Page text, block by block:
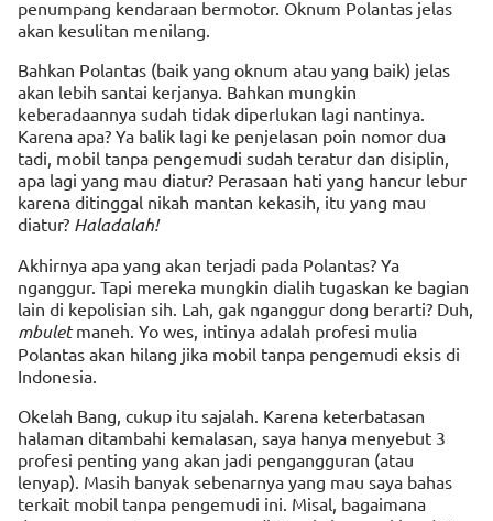
penumpang kendaraan bermotor. Oknum Polantas jelas
akan kesulitan menilang.
Bahkan Polantas (baik yang oknum atau yang baik) jelas
akan lebih santai kerjanya. Bahkan mungkin
keberadaannya sudah tidak diperlukan lagi nantinya.
Karena apa? Ya balik lagi ke penjelasan poin nomor dua
tadi, mobil tanpa pengemudi sudah teratur dan disiplin,
apa lagi yang mau diatur? Perasaan hati yang hancur lebur
karena ditinggal nikah mantan kekasih, itu yang mau
diatur? Haladalah!
Akhirnya apa yang akan terjadi pada Polantas? Ya
nganggur. Tapi mereka mungkin dialih tugaskan ke bagian
lain di kepolisian sih. Lah, gak nganggur dong berarti? Duh,
mbuletmaneh. Yo wes, intinya adalah profesi mulia
Polantas akan hilang jika mobil tanpa pengemudi eksis di
Indonesia.
Okelah Bang, cukup itu sajalah. Karena keterbatasan
halaman ditambahi kemalasan, saya hanya menyebut 3
profesi penting yang akan jadi pengangguran (atau
lenyap). Masih banyak sebenarnya yang mau saya bahas
terkait mobil tanpa pengemudi ini. Misal, bagaimana